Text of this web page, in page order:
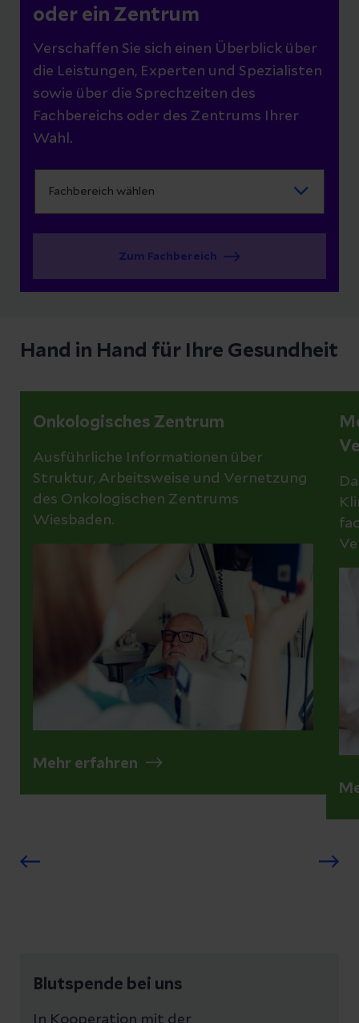
oder ein Zentrum
Verschaffen Sie sich einen Überblick über
die Leistungen, Experten und Spezialisten
sowie über die Sprechzeiten des
Fachbereichs oder des Zentrums Ihrer
Wahl.
Zum Fachbereich
Hand in Hand für Ihre Gesundheit
Onkologisches Zentrum
Ausführliche Informationen über
Struktur, Arbeitsweise und Vernetzung
des Onkologischen Zentrums
Wiesbaden.
Mehr erfahren
Blutspende bei uns
In Kooperation mit der